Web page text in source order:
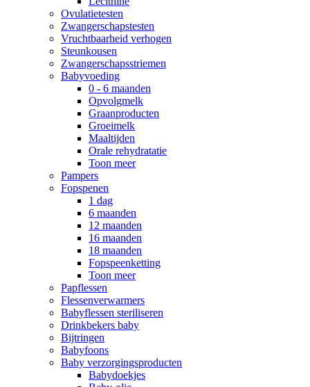
Ovulatietesten
Zwangerschapstesten
Vruchtbaarheid verhogen
Steunkousen
Zwangerschapsstriemen
Babyvoeding
0 - 6 maanden
Opvolgmelk
Graanproducten
Groeimelk
Maaltijden
Orale rehydratatie
Toon meer
Pampers
Fopspenen
1 dag
6 maanden
12 maanden
16 maanden
18 maanden
Fopspeenketting
Toon meer
Papflessen
Flessenverwarmers
Babyflessen steriliseren
Drinkbekers baby
Bijtringen
Babyfoons
Baby verzorgingsproducten
Babydoekjes